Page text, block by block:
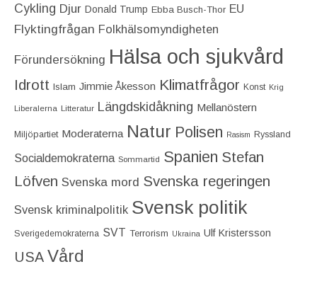
Cykling Djur Donald Trump Ebba Busch-Thor EU
Flyktingfrågan Folkhälsomyndigheten
Förundersökning Hälsa och sjukvård
Idrott Islam Jimmie Åkesson Klimatfrågor Konst Krig
Liberalerna Litteratur Längdskidåkning Mellanöstern
Miljöpartiet Moderaterna Natur Polisen Rasism Ryssland
Socialdemokraterna Sommartid Spanien Stefan
Löfven Svenska mord Svenska regeringen
Svensk kriminalpolitik Svensk politik
Sverigedemokraterna SVT Terrorism Ukraina Ulf Kristersson
USA Vård